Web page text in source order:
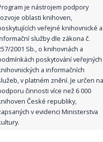
je nástrojem podpory
oblasti knihoven,
veřejné knihovnické a
služby dle zákona č.
2001 Sb., o knihovnách a
poskytování veřejných
a informačních
v platném znění. Je určen na
činnosti více než 6 000
České republiky,
v evidenci Ministerstva